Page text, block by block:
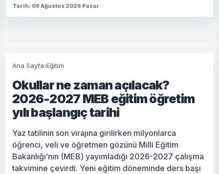
Tarih: 09 Ağustos 2026 Pazar
Ana Sayfa›Eğitim
Okullar ne zaman açılacak?
2026-2027 MEB eğitim öğretim
yılı başlangıç tarihi
Yaz tatilinin son virajına girilirken milyonlarca
öğrenci, veli ve öğretmen gözünü Milli Eğitim
Bakanlığı’nın (MEB) yayımladığı 2026-2027 çalışma
takvimine çevirdi. Yeni eğitim döneminde ders başı